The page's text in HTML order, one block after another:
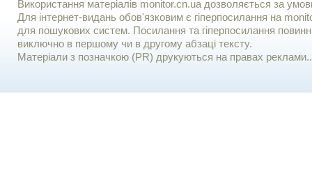
Використання матерiалiв monitor.cn.ua дозволяється за
Для iнтернет-видань обов'язковим є гiперпосилання на
для пошукових систем. Посилання та гіперпосилання
виключно в першому чи в другому абзаці тексту.
Матеріали з позначкою (PR) друкуються на правах реклами..